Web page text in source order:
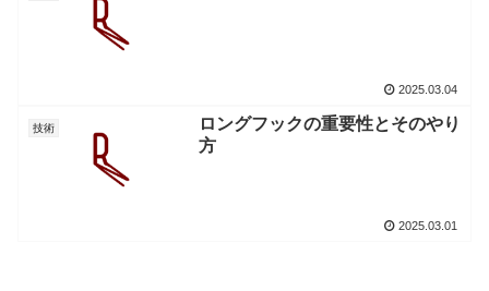
2025.03.04
技術
ロングフックの重要性とそのやり
方
2025.03.01